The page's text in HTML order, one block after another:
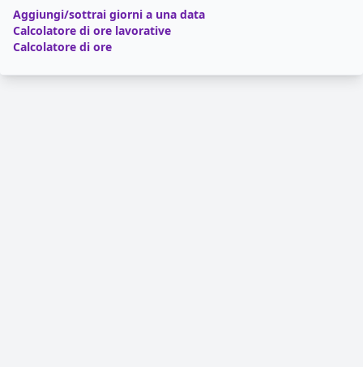
Aggiungi/sottrai giorni a una data
Calcolatore di ore lavorative
Calcolatore di ore